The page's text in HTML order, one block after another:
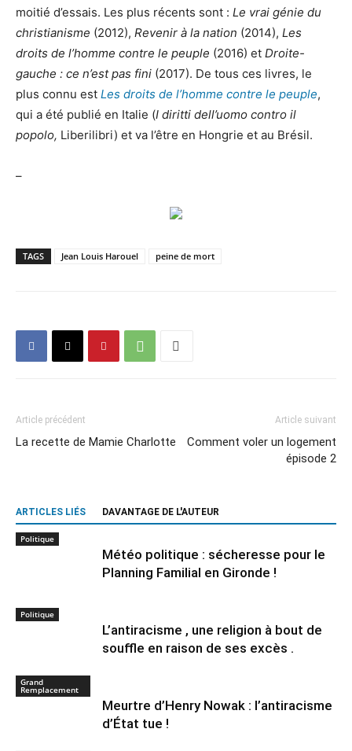
moitié d’essais. Les plus récents sont : Le vrai génie du
christianisme (2012), Revenir à la nation (2014), Les
droits de l’homme contre le peuple (2016) et Droite-
gauche : ce n’est pas fini (2017). De tous ces livres, le
plus connu est Les droits de l’homme contre le peuple,
qui a été publié en Italie (I diritti dell’uomo contro il
popolo, Liberilibri) et va l’être en Hongrie et au Brésil.
–
TAGS Jean Louis Harouel peine de mort
Article précédent
La recette de Mamie Charlotte
Article suivant
Comment voler un logement
épisode 2
ARTICLES LIÉS DAVANTAGE DE L'AUTEUR
Politique
Météo politique : sécheresse pour le
Planning Familial en Gironde !
Politique
L’antiracisme , une religion à bout de
souffle en raison de ses excès .
Grand
Remplacement
Meurtre d’Henry Nowak : l’antiracisme
d’État tue !